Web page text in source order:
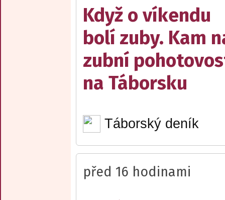
Když o víkendu
bolí zuby. Kam
zubní
na Táborsku
Táborský deník
před 16 hodinami